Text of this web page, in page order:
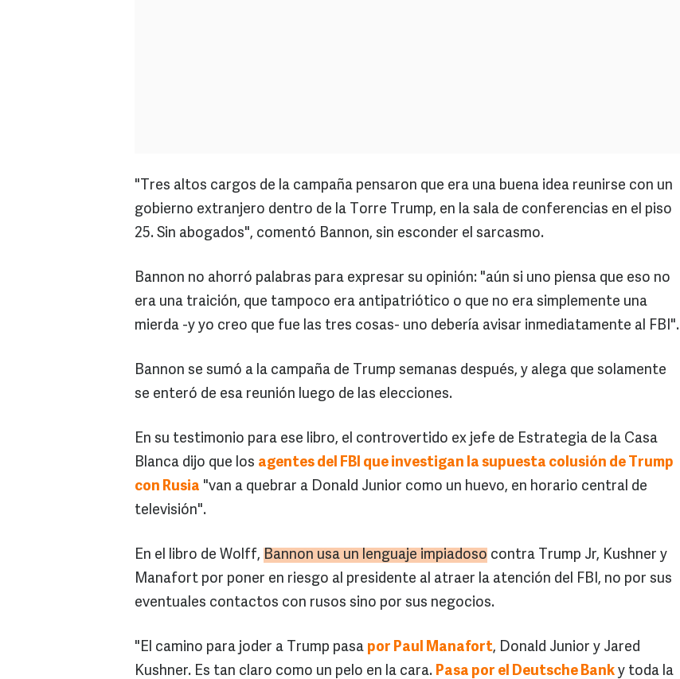
"Tres altos cargos de la campaña pensaron que era una buena idea reunirse con un
gobierno extranjero dentro de la Torre Trump, en la sala de conferencias en el piso
25. Sin abogados", comentó Bannon, sin esconder el sarcasmo.
Bannon no ahorró palabras para expresar su opinión: "aún si uno piensa que eso no
era una traición, que tampoco era antipatriótico o que no era simplemente una
mierda -y yo creo que fue las tres cosas- uno debería avisar inmediatamente al FBI".
Bannon se sumó a la campaña de Trump semanas después, y alega que solamente
se enteró de esa reunión luego de las elecciones.
En su testimonio para ese libro, el controvertido ex jefe de Estrategia de la Casa
Blanca dijo que los agentes del FBI que investigan la supuesta colusión de Trump
con Rusia "van a quebrar a Donald Junior como un huevo, en horario central de
televisión".
En el libro de Wolff, Bannon usa un lenguaje impiadoso contra Trump Jr, Kushner y
Manafort por poner en riesgo al presidente al atraer la atención del FBI, no por sus
eventuales contactos con rusos sino por sus negocios.
"El camino para joder a Trump pasa por Paul Manafort, Donald Junior y Jared
Kushner. Es tan claro como un pelo en la cara. Pasa por el Deutsche Bank y toda la